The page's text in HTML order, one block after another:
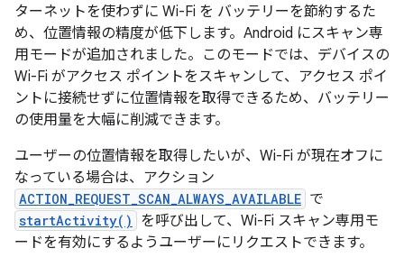
ターネットを使わずに Wi-Fi を バッテリーを節約するた
め、位置情報の精度が低下します。Android にスキャン専
用モードが追加されました。このモードでは、デバイスの
Wi-Fi がアクセス ポイントをスキャンして、アクセス ポイ
ントに接続せずに位置情報を取得できるため、バッテリー
の使用量を大幅に削減できます。
ユーザーの位置情報を取得したいが、Wi-Fi が現在オフに
なっている場合は、アクション
ACTION_REQUEST_SCAN_ALWAYS_AVAILABLE で
startActivity()
を呼び出して、Wi-Fi スキャン専用モ
ードを有効にするようユーザーにリクエストできます。